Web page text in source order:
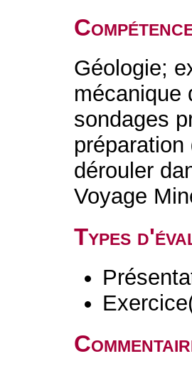
Géologie;
mécanique
sondages
dérouler
Voyage
Types